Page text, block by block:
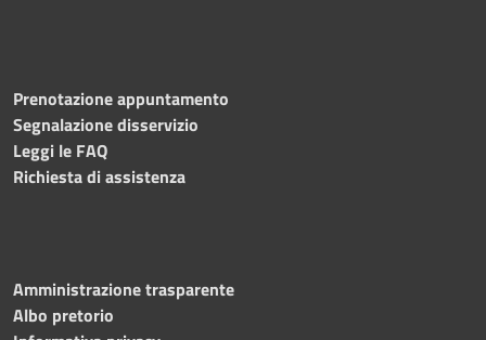
Prenotazione appuntamento
Segnalazione disservizio
Leggi le FAQ
Richiesta di assistenza
Amministrazione trasparente
Albo pretorio